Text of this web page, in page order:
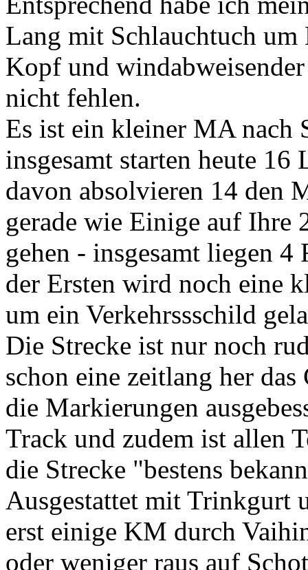
Lang mit Schlauchtuch um
Kopf und
nicht fehlen.
Es ist ein kleiner MA nach
insgesamt starten heute 16
davon absolvieren 14 den
gerade wie Einige auf Ihre
gehen - insgesamt liegen
der Ersten wird noch eine
um ein Verkehrssschild
Die Strecke ist nur noch
schon eine zeitlang her
die Markierungen
Track und zudem ist allen
die Strecke "bestens
Ausgestattet mit Trinkgurt
erst einige KM durch
oder weniger raus auf